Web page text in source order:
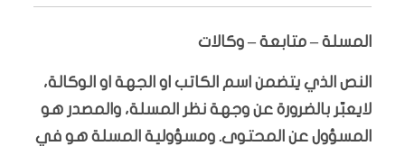
المسلة – متابعة – وكالات
النص الذي يتضمن اسم الكاتب او الجهة او الوكالة،
لايعبّر بالضرورة عن وجهة نظر المسلة، والمصدر هو
المسؤول عن المحتوى. ومسؤولية المسلة هو في